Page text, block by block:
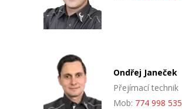
Ondřej Janeček
Přejímací technik
Mob: 774 998 535